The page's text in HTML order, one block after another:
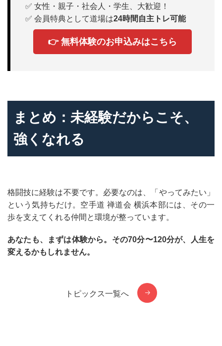
✅ 女性・親子・社会人・学生、大歓迎！
✅ 会員特典として道場は24時間自主トレ可能
👉 無料体験のお申込みはこちら
まとめ：未経験だからこそ、
強くなれる
格闘技に経験は不要です。必要なのは、「やってみたい」
という気持ちだけ。空手道 禅道会 横浜本部には、その一
歩を支えてくれる仲間と環境が整っています。
あなたも、まずは体験から。その70分〜120分が、人生を
変えるかもしれません。
トピックス一覧へ